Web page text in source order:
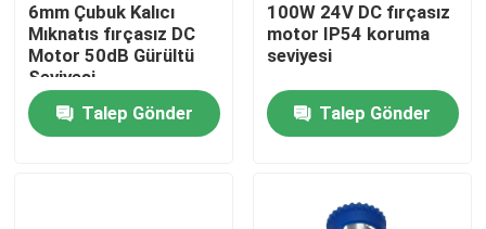
6mm Çubuk Kalıcı
Mıknatıs fırçasız DC
Motor 50dB Gürültü
Seviyesi
Talep Gönder
100W 24V DC fırçasız
motor IP54 koruma
seviyesi
Talep Gönder